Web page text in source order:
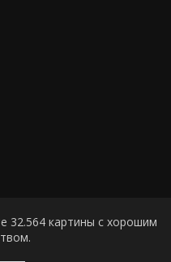
32.564 картины с хорошим